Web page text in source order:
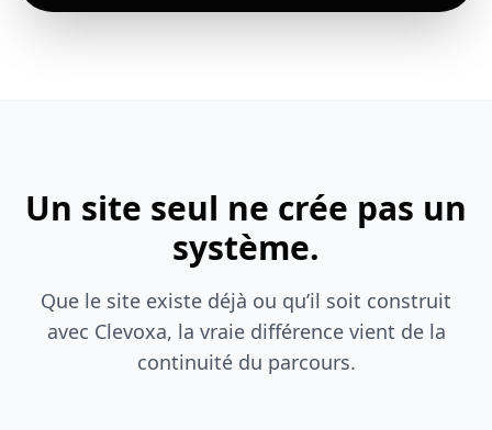
Un site seul ne crée pas un
système.
Que le site existe déjà ou qu’il soit construit
avec Clevoxa, la vraie différence vient de la
continuité du parcours.